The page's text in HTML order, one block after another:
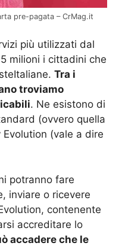
pre-pagata – CrMag.it
più utilizzati dal
milioni i cittadini che
Tra i
troviamo
. Ne esistono di
(ovvero quella
(vale a dire
potranno fare
inviare o ricevere
contenente
accreditare lo
accadere che le